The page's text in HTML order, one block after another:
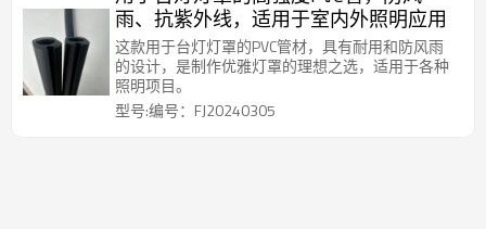
雨、抗紫外线，适用于室内外照明应用
这款用于台灯灯罩的PVC管材，具有耐用和防风雨
的设计，是制作优雅灯罩的理想之选，适用于各种
照明项目。
型号:编号：FJ20240305